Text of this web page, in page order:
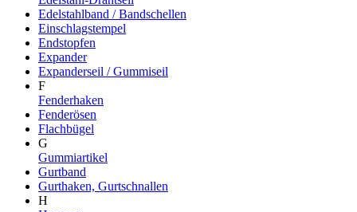
Edelstahlband / Bandschellen
Einschlagstempel
Endstopfen
Expander
Expanderseil / Gummiseil
F
Fenderhaken
Fenderösen
Flachbügel
G
Gummiartikel
Gurtband
Gurthaken, Gurtschnallen
H